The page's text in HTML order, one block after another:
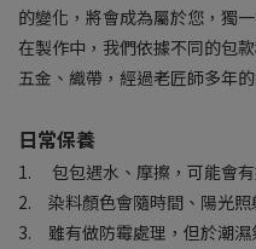
的變化，將會成為屬於您，獨
在製作中，我們依據不同的包
五金、織帶，經過老匠師多年
日常保養
1. 包包遇水、摩擦，可能會
2. 染料顏色會隨時間、陽光照
3. 雖有做防霉處理，但於潮濕